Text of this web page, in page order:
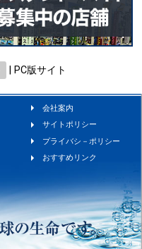
PC版サイト
会社案内
サイトポリシー
プライバシ－ポリシー
おすすめリンク